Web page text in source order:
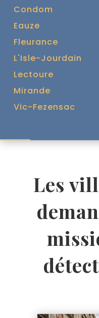
Condom
Eauze
Fleurance
L'Isle-Jourdain
Lectoure
Mirande
Vic-Fezensac
Les